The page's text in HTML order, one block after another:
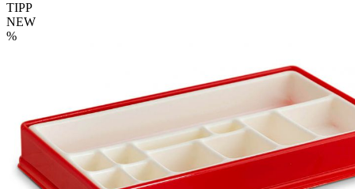
TIPP
NEW
%